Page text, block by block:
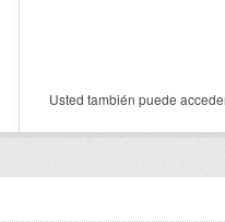
Usted también puede